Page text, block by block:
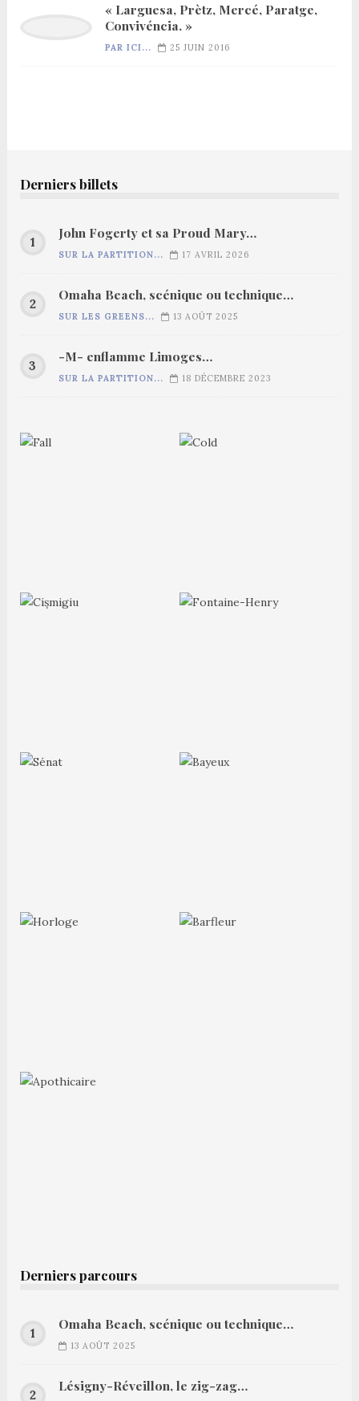
« Larguesa, Prètz, Mercé, Paratge,
Convivéncia. »
PAR ICI... 25 JUIN 2016
Derniers billets
John Fogerty et sa Proud Mary…
SUR LA PARTITION... 17 AVRIL 2026
Omaha Beach, scénique ou technique…
SUR LES GREENS... 13 AOÛT 2025
-M- enflamme Limoges…
SUR LA PARTITION... 18 DÉCEMBRE 2023
Derniers parcours
Omaha Beach, scénique ou technique…
13 AOÛT 2025
Lésigny-Réveillon, le zig-zag…